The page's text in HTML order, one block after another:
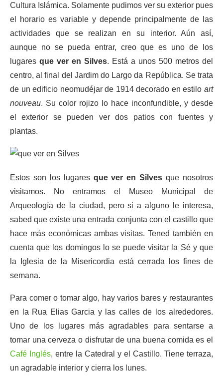
Cultura Islámica. Solamente pudimos ver su exterior pues
el horario es variable y depende principalmente de las
actividades que se realizan en su interior. Aún así,
aunque no se pueda entrar, creo que es uno de los
lugares que ver en Silves. Está a unos 500 metros del
centro, al final del Jardim do Largo da República. Se trata
de un edificio neomudéjar de 1914 decorado en estilo art
nouveau. Su color rojizo lo hace inconfundible, y desde
el exterior se pueden ver dos patios con fuentes y
plantas.
Estos son los lugares que ver en Silves que nosotros
visitamos. No entramos el Museo Municipal de
Arqueología de la ciudad, pero si a alguno le interesa,
sabed que existe una entrada conjunta con el castillo que
hace más económicas ambas visitas. Tened también en
cuenta que los domingos lo se puede visitar la Sé y que
la Iglesia de la Misericordia está cerrada los fines de
semana.
Para comer o tomar algo, hay varios bares y restaurantes
en la Rua Elias Garcia y las calles de los alrededores.
Uno de los lugares más agradables para sentarse a
tomar una cerveza o disfrutar de una buena comida es el
Café Inglés, entre la Catedral y el Castillo. Tiene terraza,
un agradable interior y cierra los lunes.